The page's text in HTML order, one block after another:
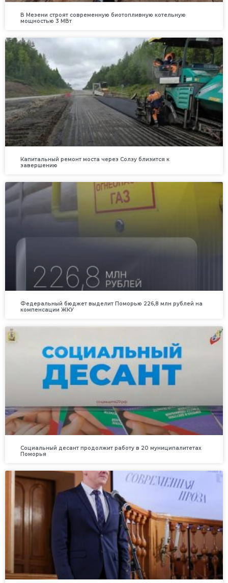
В Мезени строят современную биотопливную котельную
мощностью 3 МВт
Капитальный ремонт моста через Солзу близится к
завершению
Федеральный бюджет выделит Поморью 226,8 млн рублей на
компенсации ЖКУ
Социальный десант продолжит работу в 20 муниципалитетах
Поморья